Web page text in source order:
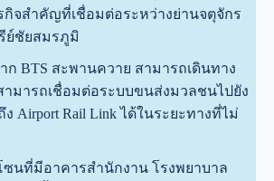
จสำคัญที่เชื่อมต่อระหว่างย่านจตุจักร
ย์ชัยสมรภูมิ
ก BTS สะพานควาย สามารถเดินทาง
ามารถเชื่อมต่อระบบขนส่งมวลชนไปยัง
Airport Rail Link ได้ในระยะทางที่ไม่
นที่มีอาคารสำนักงาน โรงพยาบาล